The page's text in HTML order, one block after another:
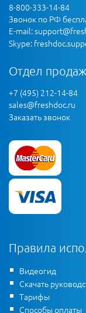
8-800-333-14-84
Звонок по РФ
E-mail:
Skype:
Отдел продаж
+7 (495) 212-14-84
sales@freshdoc.ru
Заказать звонок
Правила
Видеогид
Скачать
Тарифы
Способы оплаты